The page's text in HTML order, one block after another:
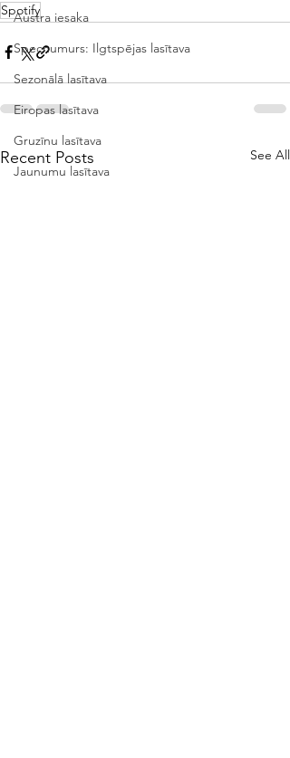
Austra iesaka
Specnumurs: Ilgtspējas lasītava
Sezonālā lasītava
Eiropas lasītava
Gruzīnu lasītava
Jaunumu lasītava
Spotify
Recent Posts See All